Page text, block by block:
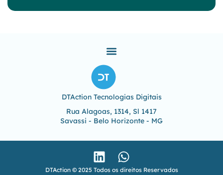
DTAction Tecnologias Digitais
Rua Alagoas, 1314, Sl 1417
Savassi - Belo Horizonte - MG
DTAction © 2025 Todos os direitos Reservados